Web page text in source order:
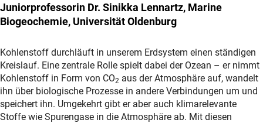
Juniorprofessorin Dr. Sinikka Lennartz, Marine
Biogeochemie, Universität Oldenburg
Kohlenstoff durchläuft in unserem Erdsystem einen ständigen
Kreislauf. Eine zentrale Rolle spielt dabei der Ozean – er nimmt
Kohlenstoff in Form von CO2 aus der Atmosphäre auf, wandelt
ihn über biologische Prozesse in andere Verbindungen um und
speichert ihn. Umgekehrt gibt er aber auch klimarelevante
Stoffe wie Spurengase in die Atmosphäre ab. Mit diesen